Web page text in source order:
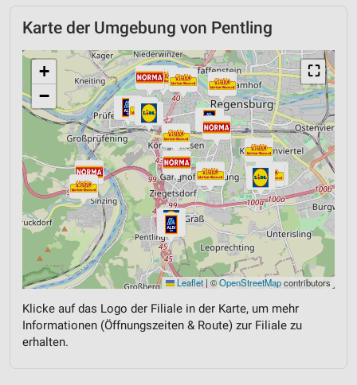
Karte der Umgebung von Pentling
⛶
+
−
Leaflet | ©OpenStreetMapcontributors
Klicke auf das Logo der Filiale in der Karte, um mehr
Informationen (Öffnungszeiten & Route) zur Filiale zu
erhalten.